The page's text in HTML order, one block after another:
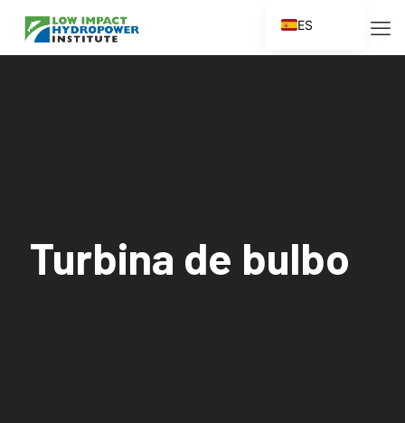
Turbina de bulbo
ES
EN